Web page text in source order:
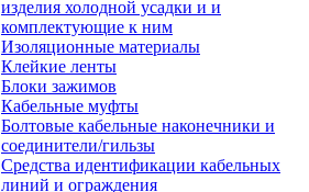
изделия холодной усадки и и
комплектующие к ним
Изоляционные материалы
Клейкие ленты
Блоки зажимов
Кабельные муфты
Болтовые кабельные наконечники и
соединители/гильзы
Средства идентификации кабельных
линий и ограждения